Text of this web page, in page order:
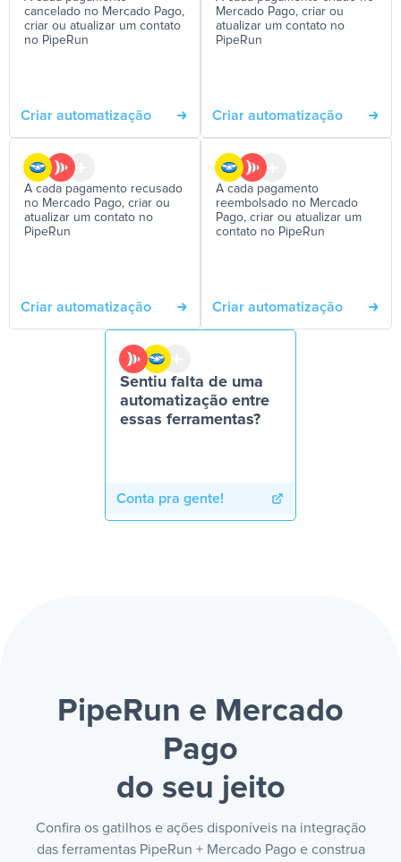
cancelado no Mercado Pago,
criar ou atualizar um contato
no PipeRun
Criar automatização
Mercado Pago, criar ou
atualizar um contato no
PipeRun
Criar automatização
A cada pagamento recusado
no Mercado Pago, criar ou
atualizar um contato no
PipeRun
Criar automatização
A cada pagamento
reembolsado no Mercado
Pago, criar ou atualizar um
contato no PipeRun
Criar automatização
Sentiu falta de uma
automatização entre
essas ferramentas?
Conta pra gente!
PipeRun e Mercado
Pago
do seu jeito
Confira os gatilhos e ações disponíveis na integração
das ferramentas PipeRun + Mercado Pago e construa